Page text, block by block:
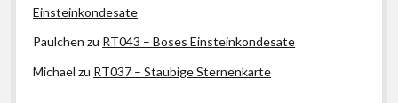
Einsteinkondesate
Paulchen zu RT043 – Boses Einsteinkondesate
Michael zu RT037 – Staubige Sternenkarte